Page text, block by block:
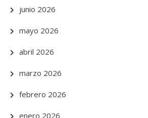
junio 2026
mayo 2026
abril 2026
marzo 2026
febrero 2026
enero 2026